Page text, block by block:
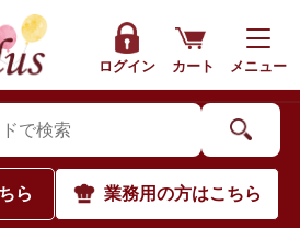
ログイン カート メニュー
ら 業務用の方はこちら